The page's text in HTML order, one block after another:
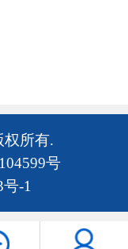
权所有.
号
-1